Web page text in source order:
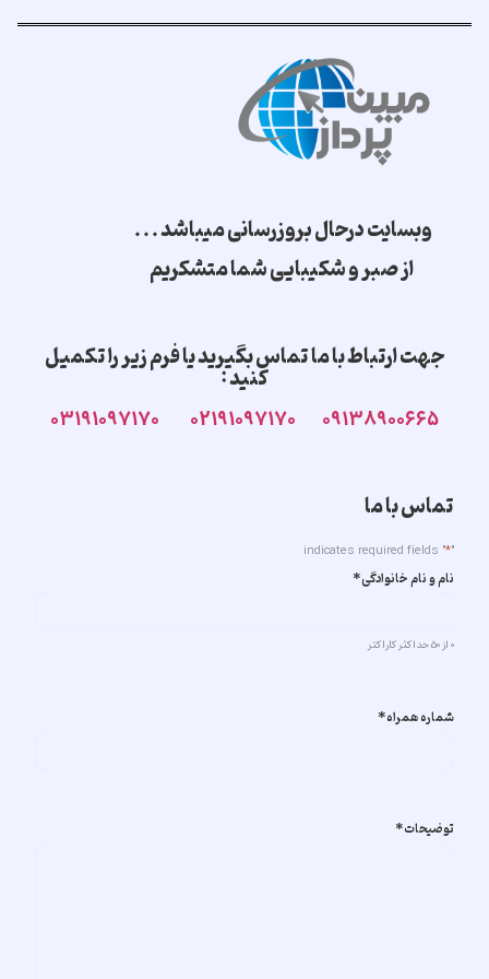
وبسایت درحال بروزرسانی میباشد . . .
از صبر و شکیبایی شما متشکریم
جهت ارتباط با ما تماس بگیرید یا فرم زیر را تکمیل
کنید :
۰۹۱۳۸۹۰۰۶۶۵ ۰۲۱۹۱۰۹۷۱۷۰ ۰۳۱۹۱۰۹۷۱۷۰
تماس با ما
"
*
" indicates required fields
نام و نام خانوادگی*
0 از 50 حداکثر کاراکتر
شماره همراه*
توضیحات*